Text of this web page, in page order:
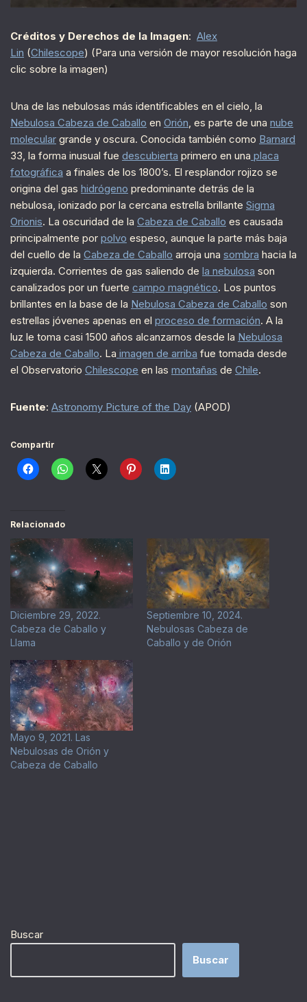
Créditos y Derechos de la Imagen: Alex
Lin (Chilescope) (Para una versión de mayor resolución haga
clic sobre la imagen)
Una de las nebulosas más identificables en el cielo, la
Nebulosa Cabeza de Caballo en Orión, es parte de una nube
molecular grande y oscura. Conocida también como Barnard
33, la forma inusual fue descubierta primero en una placa
fotográfica a finales de los 1800’s. El resplandor rojizo se
origina del gas hidrógeno predominante detrás de la
nebulosa, ionizado por la cercana estrella brillante Sigma
Orionis. La oscuridad de la Cabeza de Caballo es causada
principalmente por polvo espeso, aunque la parte más baja
del cuello de la Cabeza de Caballo arroja una sombra hacia la
izquierda. Corrientes de gas saliendo de la nebulosa son
canalizados por un fuerte campo magnético. Los puntos
brillantes en la base de la Nebulosa Cabeza de Caballo son
estrellas jóvenes apenas en el proceso de formación. A la
luz le toma casi 1500 años alcanzarnos desde la Nebulosa
Cabeza de Caballo. La imagen de arriba fue tomada desde
el Observatorio Chilescope en las montañas de Chile.
Fuente: Astronomy Picture of the Day (APOD)
Compartir
Relacionado
Diciembre 29, 2022.
Cabeza de Caballo y
Llama
Septiembre 10, 2024.
Nebulosas Cabeza de
Caballo y de Orión
Mayo 9, 2021. Las
Nebulosas de Orión y
Cabeza de Caballo
Buscar
Buscar